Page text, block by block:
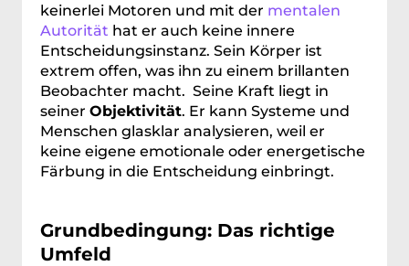
keinerlei Motoren und mit der mentalen
Autorität hat er auch keine innere
Entscheidungsinstanz. Sein Körper ist
extrem offen, was ihn zu einem brillanten
Beobachter macht.  Seine Kraft liegt in
seiner Objektivität. Er kann Systeme und
Menschen glasklar analysieren, weil er
keine eigene emotionale oder energetische
Färbung in die Entscheidung einbringt.
Grundbedingung: Das richtige
Umfeld